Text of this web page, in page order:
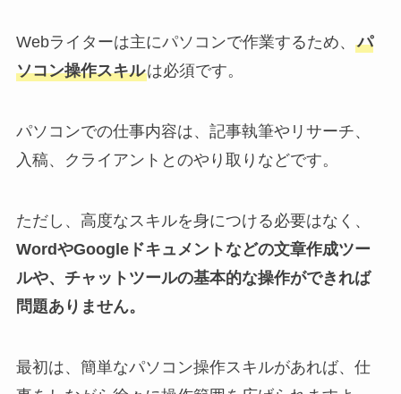
Webライターは主にパソコンで作業するため、 パ
ソコン操作スキルは必須です。
パソコンでの仕事内容は、記事執筆やリサーチ、
入稿、クライアントとのやり取りなどです。
ただし、高度なスキルを身につける必要はなく、
WordやGoogleドキュメントなどの文章作成ツー
ルや、チャットツールの基本的な操作ができれば
問題ありません。
最初は、簡単なパソコン操作スキルがあれば、仕